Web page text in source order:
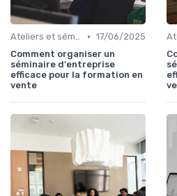
Ateliers et séminaires • 17/06/2025
Comment organiser un
séminaire d'entreprise
efficace pour la formation en
vente